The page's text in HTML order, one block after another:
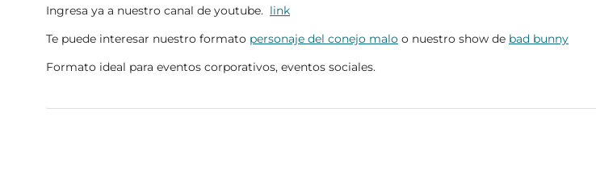
Ingresa ya a nuestro canal de youtube. link
Te puede interesar nuestro formato personaje del conejo malo o nuestro show de bad bunny
Formato ideal para eventos corporativos, eventos sociales.